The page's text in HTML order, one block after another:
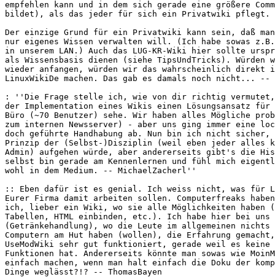
empfehlen kann und in dem sich gerade eine größere
bildet), als das jeder für sich ein Privatwiki pflegt.
Der einzige Grund für ein Privatwiki kann sein, daß
nur eigenes Wissen verwalten will. (Ich habe sowas
in unserem LAN.) Auch das LUG-KR-Wiki hier sollte
als Wissensbasis dienen (siehe TipsUndTricks). Würden
wieder anfangen, würden wir das wahrscheinlich direkt
LinuxWikiDe machen. Das gab es damals noch nicht... --
: ''Die Frage stelle ich, wie von dir richtig
der Implementation eines Wikis einen Lösungsansatz
Büro (~70 Benutzer) sehe. Wir haben alles Mögliche
zum internen Newsserver) - aber uns ging immer eine
doch geführte Handhabung ab. Nun bin ich nicht sicher,
Prinzip der (Selbst-)Disziplin (weil eben jeder alles
Admin) aufgehen würde, aber andererseits gibt's die
selbst bin gerade am Kennenlernen und fühl mich
wohl in dem Medium. -- MichaelZacherl''
:: Eben dafür ist es genial. Ich weiss nicht, was für
Eurer Firma damit arbeiten sollen. Computerfreaks
ich, lieber ein Wiki, wo sie alle Möglichkeiten haben
Tabellen, HTML einbinden, etc.). Ich habe hier bei uns
(Getränkehandlung), wo die Leute im allgemeinen nichts
Computern am Hut haben (wollen), die Erfahrung
UseModWiki sehr gut funktioniert, gerade weil es keine
Funktionen hat. Andererseits könnte man sowas wie
einfach machen, wenn man halt einfach die Doku der
Dinge weglässt?!? -- ThomasBayen